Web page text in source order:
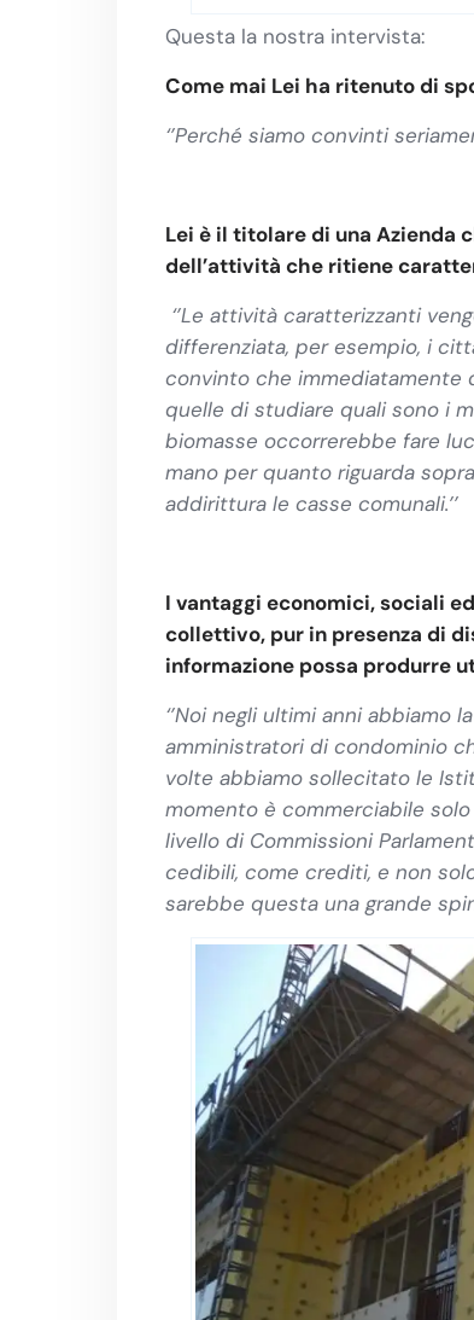
Questa la nostra intervista:
Come mai Lei ha ritenuto di
‘’Perché siamo convinti
Lei è il titolare di una Azienda
dell’attività che ritiene
‘’Le attività caratterizzanti
differenziata, per esempio, i
convinto che immediatamente
quelle di studiare quali sono i
biomasse occorrerebbe fare
mano per quanto riguarda
addirittura le casse comunali.’’
I vantaggi economici, sociali
collettivo, pur in presenza di
informazione possa produrre
‘’Noi negli ultimi anni
amministratori di condominio
volte abbiamo sollecitato le
momento è commerciabile
livello di Commissioni
cedibili, come crediti, e non
sarebbe questa una grande